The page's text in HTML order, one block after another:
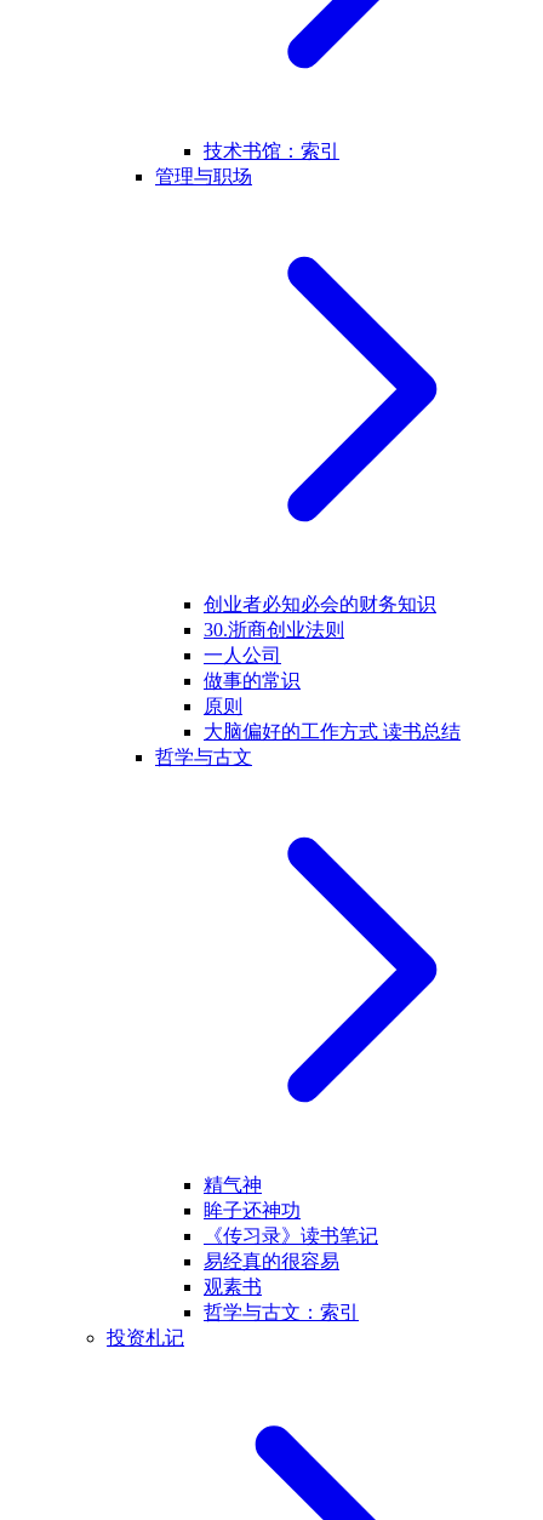
技术书馆：索引
管理与职场
创业者必知必会的财务知识
30.浙商创业法则
一人公司
做事的常识
原则
大脑偏好的工作方式 读书总结
哲学与古文
精气神
眸子还神功
《传习录》读书笔记
易经真的很容易
观素书
哲学与古文：索引
投资札记